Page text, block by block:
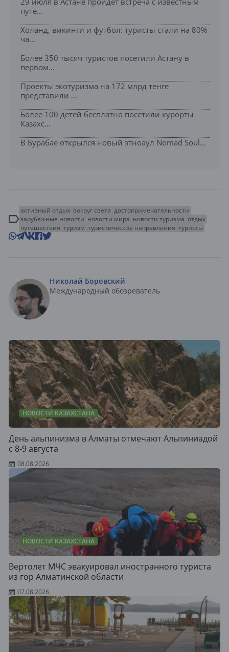
путе...
Холанд, викинги и футбол: туристы стали на 80%
ча...
Более 350 тысяч туристов посетили Астану в
первом...
Проекты экотуризма на 172 млрд тенге
представили ...
Более 100 детей бесплатно посетили курорты
Казахс...
В Бурабае открылся новый этноаул Nomad Soul...
активный отдых вокруг света достопримечательности
зарубежные новости новости мира новости туризма отдых
путешествия туризм туристические направления туристы
Николай Боровский
Международный обозреватель
НОВОСТИ КАЗАХСТАНА
День альпинизма в Алматы отмечают Альпиниадой
с 8-9 августа
08.08.2026
НОВОСТИ КАЗАХСТАНА
Вертолет МЧС эвакуировал иностранного туриста
из гор Алматинской области
07.08.2026